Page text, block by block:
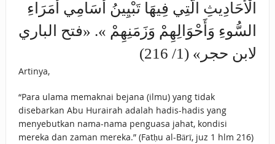
الْأَحَادِيثِ الَّتِي فِيهَا ‌تَبْيِينُ ‌أَسَامِي ‌أُمَرَاءِ
‌السُّوءِ وَأَحْوَالِهِمْ وَزَمَنِهِمْ ». «فتح الباري
لابن حجر» (1/ 216)
Artinya,
“Para ulama memaknai bejana (ilmu) yang tidak
disebarkan Abu Hurairah adalah hadis-hadis yang
menyebutkan nama-nama penguasa jahat, kondisi
mereka dan zaman mereka.” (Fatḥu al-Bārī, juz 1 hlm 216)